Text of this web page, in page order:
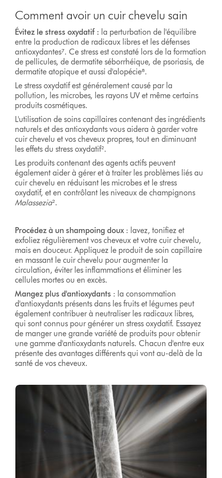
Comment avoir un cuir chevelu sain
Évitez le stress oxydatif : la perturbation de l'équilibre
entre la production de radicaux libres et les défenses
antioxydantes⁷. Ce stress est constaté lors de la formation
de pellicules, de dermatite séborrhéique, de psoriasis, de
dermatite atopique et aussi d'alopécie⁸.
Le stress oxydatif est généralement causé par la
pollution, les microbes, les rayons UV et même certains
produits cosmétiques.
L'utilisation de soins capillaires contenant des ingrédients
naturels et des antioxydants vous aidera à garder votre
cuir chevelu et vos cheveux propres, tout en diminuant
les effets du stress oxydatif².
Les produits contenant des agents actifs peuvent
également aider à gérer et à traiter les problèmes liés au
cuir chevelu en réduisant les microbes et le stress
oxydatif, et en contrôlant les niveaux de champignons
Malassezia².
Procédez à un shampoing doux : lavez, tonifiez et
exfoliez régulièrement vos cheveux et votre cuir chevelu,
mais en douceur. Appliquez le produit de soin capillaire
en massant le cuir chevelu pour augmenter la
circulation, éviter les inflammations et éliminer les
cellules mortes ou en excès.
Mangez plus d'antioxydants : la consommation
d'antioxydants présents dans les fruits et légumes peut
également contribuer à neutraliser les radicaux libres,
qui sont connus pour générer un stress oxydatif. Essayez
de manger une grande variété de produits pour obtenir
une gamme d'antioxydants naturels. Chacun d'entre eux
présente des avantages différents qui vont au-delà de la
santé de vos cheveux.